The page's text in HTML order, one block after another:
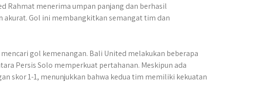
Rahmat menerima umpan panjang dan berhasil
Gol ini membangkitkan semangat tim dan
gol kemenangan. Bali United melakukan beberapa
Persis Solo memperkuat pertahanan. Meskipun ada
skor 1-1, menunjukkan bahwa kedua tim memiliki kekuatan